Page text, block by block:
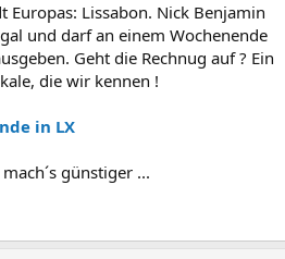
Europas: Lissabon. Nick Benjamin
und darf an einem Wochenende
Geht die Rechnug auf ? Ein
die wir kennen !
in LX
günstiger ...